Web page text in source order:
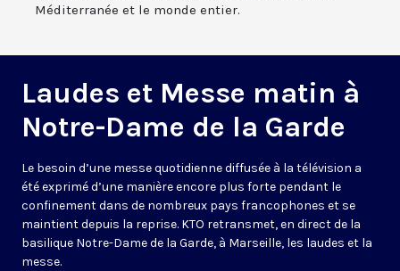
Méditerranée et le monde entier.
Laudes et Messe matin à
Notre-Dame de la Garde
Le besoin d’une messe quotidienne diffusée à la télévision a
été exprimé d’une manière encore plus forte pendant le
confinement dans de nombreux pays francophones et se
maintient depuis la reprise. KTO retransmet, en direct de la
basilique Notre-Dame de la Garde, à Marseille, les laudes et la
messe.